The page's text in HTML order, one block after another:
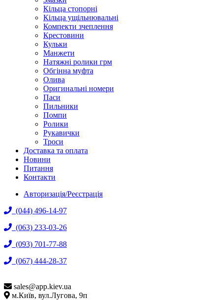
Кільца стопорні
Кільца ущільнювальні
Компекти зчеплення
Крестовини
Кульки
Манжети
Натяжні ролики грм
Обгінна муфта
Олива
Оригинальні номери
Паси
Пильники
Помпи
Ролики
Рукавички
Троси
Доставка та оплата
Новини
Питання
Контакти
Авторизація/Реєстрація
(044) 496-14-97
(063) 233-03-26
(093) 701-77-88
(067) 444-28-37
sales@app.kiev.ua
м.Київ, вул.Лугова, 9п